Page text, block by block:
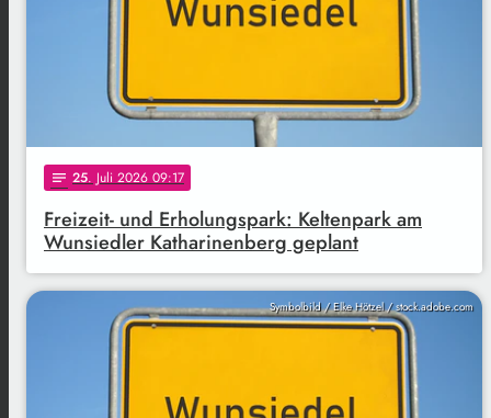
notes 25. Juli 2026 09:17
Freizeit- und Erholungspark: Keltenpark am
Wunsiedler Katharinenberg geplant
Symbolbild / Elke Hötzel / stock.adobe.com